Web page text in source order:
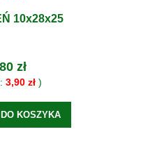
10x28x25
zł
3,90 zł)
DO KOSZYKA